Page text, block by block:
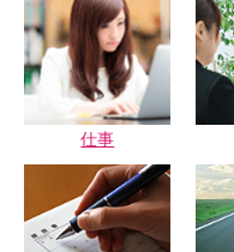
仕事